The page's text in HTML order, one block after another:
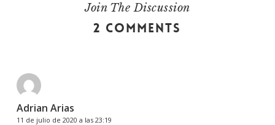
Join The Discussion
2 Comments
Adrian Arias
11 de julio de 2020 a las 23:19